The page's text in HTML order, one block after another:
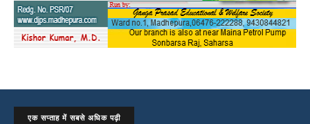
एक सप्ताह में सबसे अधिक पढ़ी